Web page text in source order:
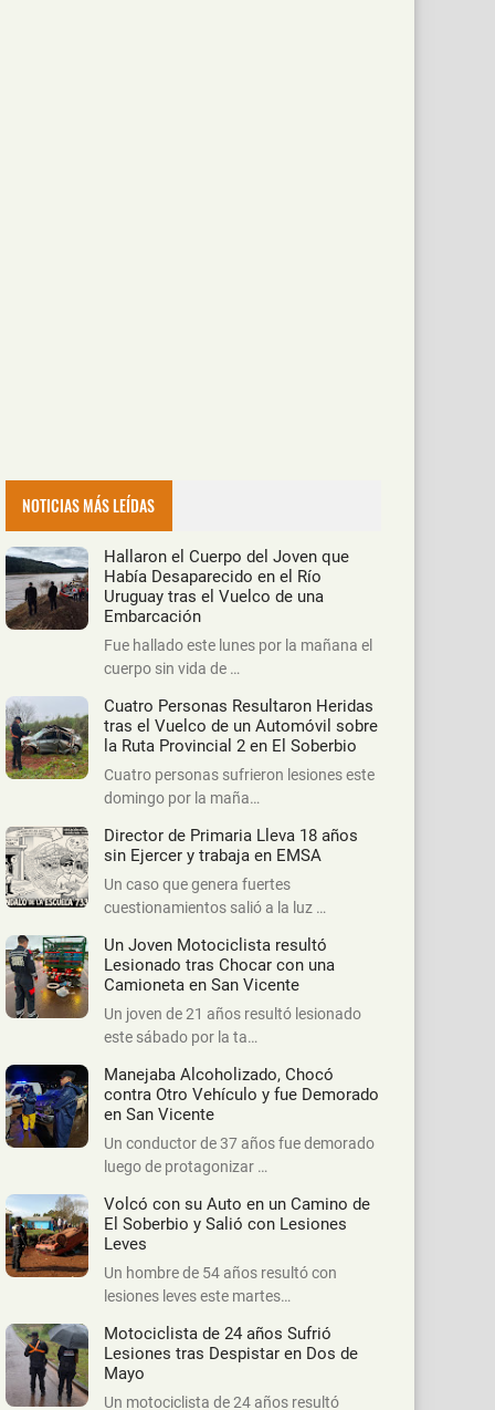
NOTICIAS MÁS LEÍDAS
Hallaron el Cuerpo del Joven que
Había Desaparecido en el Río
Uruguay tras el Vuelco de una
Embarcación
Fue hallado este lunes por la mañana el
cuerpo sin vida de …
Cuatro Personas Resultaron Heridas
tras el Vuelco de un Automóvil sobre
la Ruta Provincial 2 en El Soberbio
Cuatro personas sufrieron lesiones este
domingo por la maña…
Director de Primaria Lleva 18 años
sin Ejercer y trabaja en EMSA
Un caso que genera fuertes
cuestionamientos salió a la luz …
Un Joven Motociclista resultó
Lesionado tras Chocar con una
Camioneta en San Vicente
Un joven de 21 años resultó lesionado
este sábado por la ta…
Manejaba Alcoholizado, Chocó
contra Otro Vehículo y fue Demorado
en San Vicente
Un conductor de 37 años fue demorado
luego de protagonizar …
Volcó con su Auto en un Camino de
El Soberbio y Salió con Lesiones
Leves
Un hombre de 54 años resultó con
lesiones leves este martes…
Motociclista de 24 años Sufrió
Lesiones tras Despistar en Dos de
Mayo
Un motociclista de 24 años resultó